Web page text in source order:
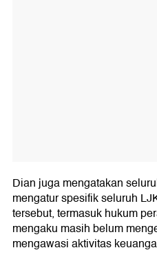
Dian juga mengatakan
mengatur spesifik seluruh
tersebut, termasuk hukum
mengaku masih belum
mengawasi aktivitas